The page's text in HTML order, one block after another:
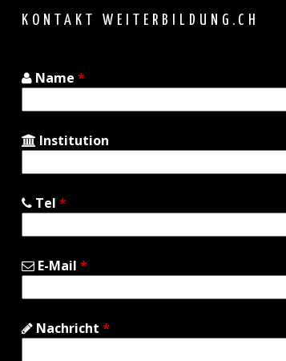
top
KONTAKT WEITERBILDUNG.CH
Name *
Institution
Tel *
E-Mail *
Nachricht *